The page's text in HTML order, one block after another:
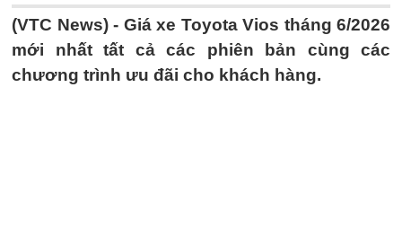
(VTC News) - Giá xe Toyota Vios tháng 6/2026
mới nhất tất cả các phiên bản cùng các
chương trình ưu đãi cho khách hàng.